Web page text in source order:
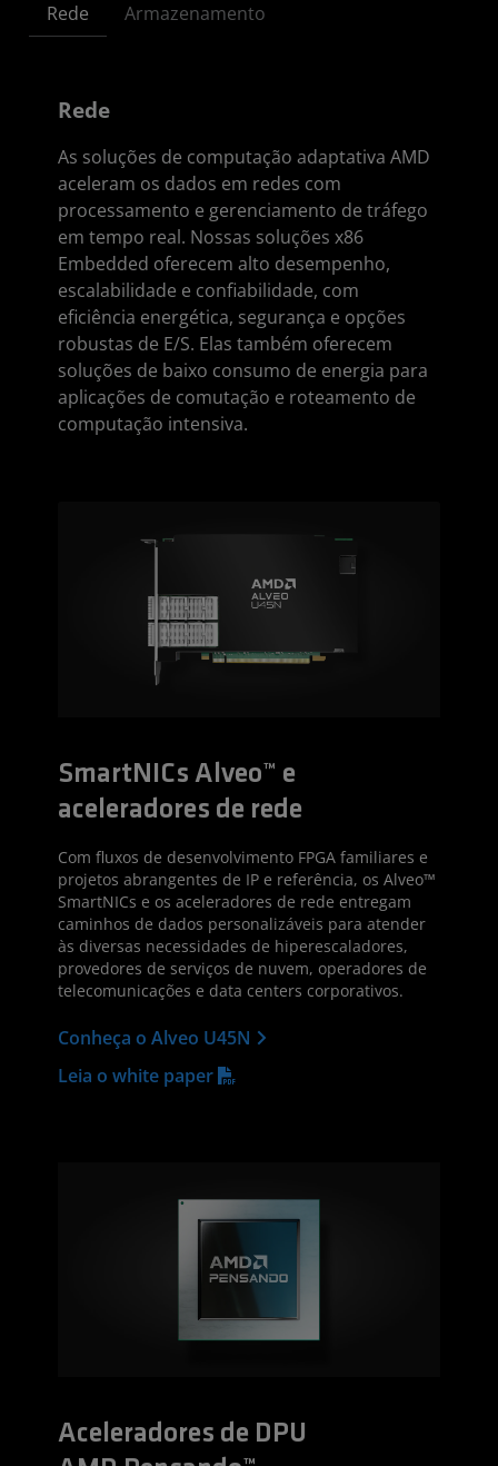
Rede Armazenamento
Rede
As soluções de computação adaptativa AMD
aceleram os dados em redes com
processamento e gerenciamento de tráfego
em tempo real. Nossas soluções x86
Embedded oferecem alto desempenho,
escalabilidade e confiabilidade, com
eficiência energética, segurança e opções
robustas de E/S. Elas também oferecem
soluções de baixo consumo de energia para
aplicações de comutação e roteamento de
computação intensiva.
SmartNICs Alveo™ e
aceleradores de rede
Com fluxos de desenvolvimento FPGA familiares e
projetos abrangentes de IP e referência, os Alveo™
SmartNICs e os aceleradores de rede entregam
caminhos de dados personalizáveis para atender
às diversas necessidades de hiperescaladores,
provedores de serviços de nuvem, operadores de
telecomunicações e data centers corporativos.
Conheça o Alveo U45N
Leia o white paper
Aceleradores de DPU